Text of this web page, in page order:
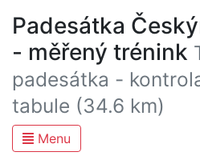
Padesátka
- měřený trénink
padesátka -
tabule (34.6 km)
Menu